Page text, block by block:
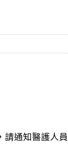
通知醫護人